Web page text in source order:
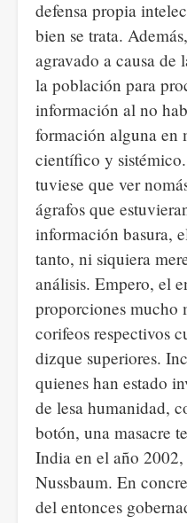
defensa propia
bien se trata.
agravado a causa de
la población para
información al no
formación alguna en
científico y
tuviese que ver
ágrafos que
información basura,
tanto, ni siquiera
análisis. Empero, el
proporciones mucho
corifeos respectivos
dizque superiores.
quienes han estado
de lesa humanidad,
botón, una masacre
India en el año
Nussbaum. En
del entonces